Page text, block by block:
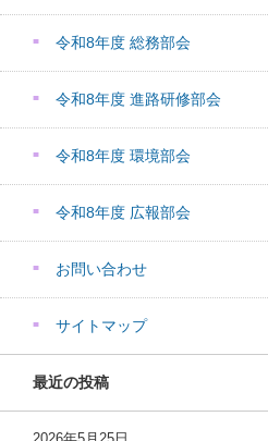
令和8年度 総務部会
令和8年度 進路研修部会
令和8年度 環境部会
令和8年度 広報部会
お問い合わせ
サイトマップ
最近の投稿